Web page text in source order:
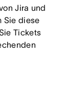
Jira und
Sie diese
Tickets